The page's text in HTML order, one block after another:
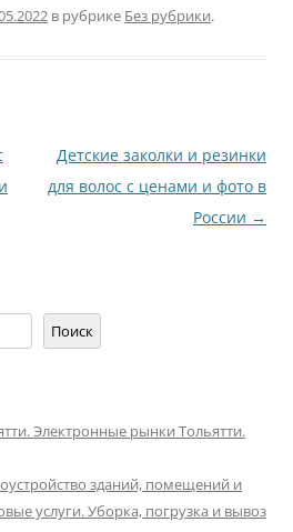
в рубрике Без рубрики.
Детские заколки и резинки
для волос с ценами и фото в
России →
Поиск
Электронные рынки Тольятти.
зданий, помещений и
услуги. Уборка, погрузка и вывоз